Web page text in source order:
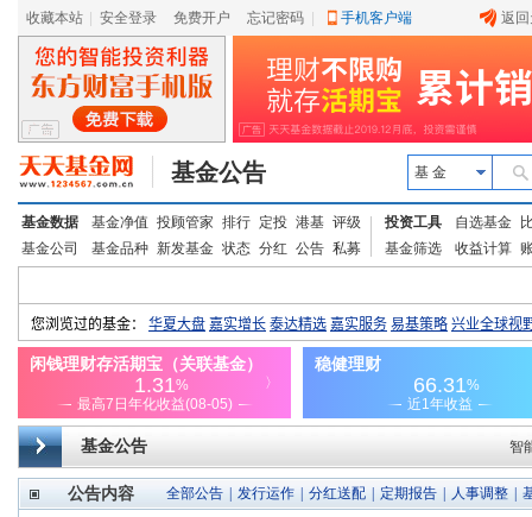
收藏本站 安全登录 免费开户 忘记密码 手机客户端 返
基金公告 基 金
基金数据 基金净值 投顾管家 排行 定投 港基 评级
基金公司
基金品种 新发基金 状态 分红 公告 私募
投资工具 自选基金
基金筛选
收益计算
基金公告 智
公告内容 全部公告 发行运作 分红送配 定期报告 人事调整